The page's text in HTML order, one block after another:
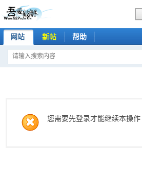
网站 新帖 帮助
您需要先登录才能继续本操作